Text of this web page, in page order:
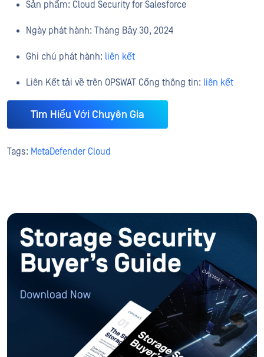
Sản phẩm: Cloud Security for Salesforce
Ngày phát hành: Tháng Bảy 30, 2024
Ghi chú phát hành: liên kết
Liên Kết tải về trên OPSWAT Cổng thông tin: liên kết
Tìm Hiểu Với Chuyên Gia
Tags: MetaDefender Cloud